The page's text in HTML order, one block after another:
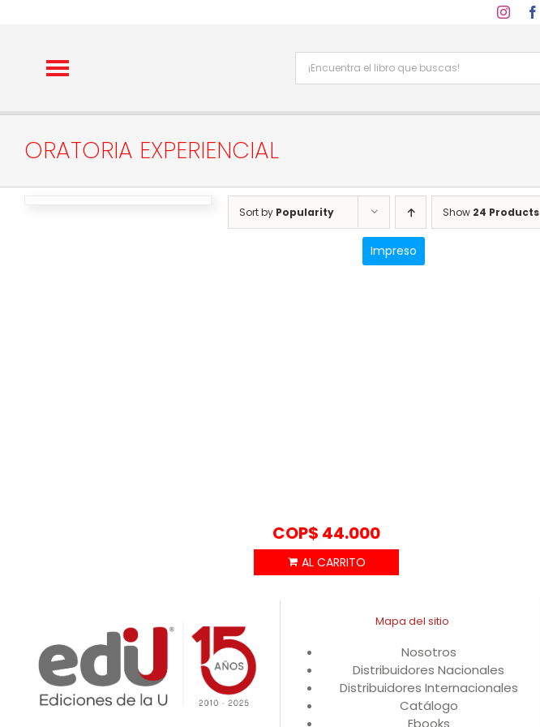
ORATORIA EXPERIENCIAL
Sort by Popularity Show 24 Products
Impreso
COP$ 44.000
Mapa del sitio
Nosotros
Distribuidores Nacionales
Distribuidores Internacionales
Catálogo
Ebooks